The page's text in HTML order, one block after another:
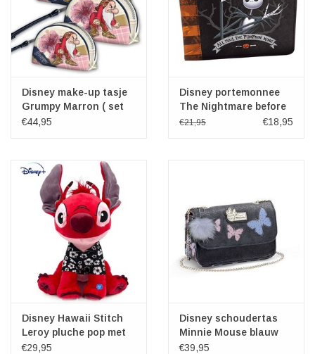
Disney make-up tasje
Grumpy Marron ( set
van 3 )
€44,95
Disney portemonnee
The Nightmare before
Christmas Jack
€21,95 €18,95
Disney Hawaii Stitch
Leroy pluche pop met
geluid 30cm
€29,95
Disney schoudertas
Minnie Mouse blauw
€39,95